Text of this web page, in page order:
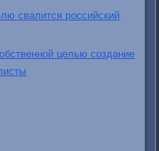
свалится российский
целью создание